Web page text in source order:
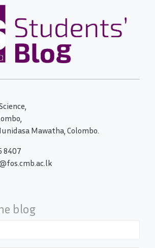
Mawatha, Colombo.
8407
blog